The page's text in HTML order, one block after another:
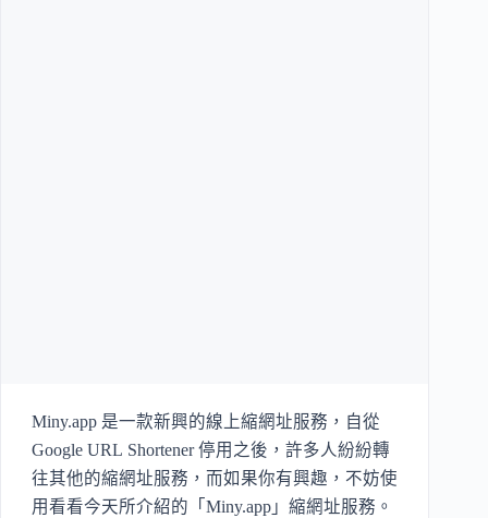
Miny.app 是一款新興的線上縮網址服務，自從
Google URL Shortener 停用之後，許多人紛紛轉
往其他的縮網址服務，而如果你有興趣，不妨使
用看看今天所介紹的「Miny.app」縮網址服務。